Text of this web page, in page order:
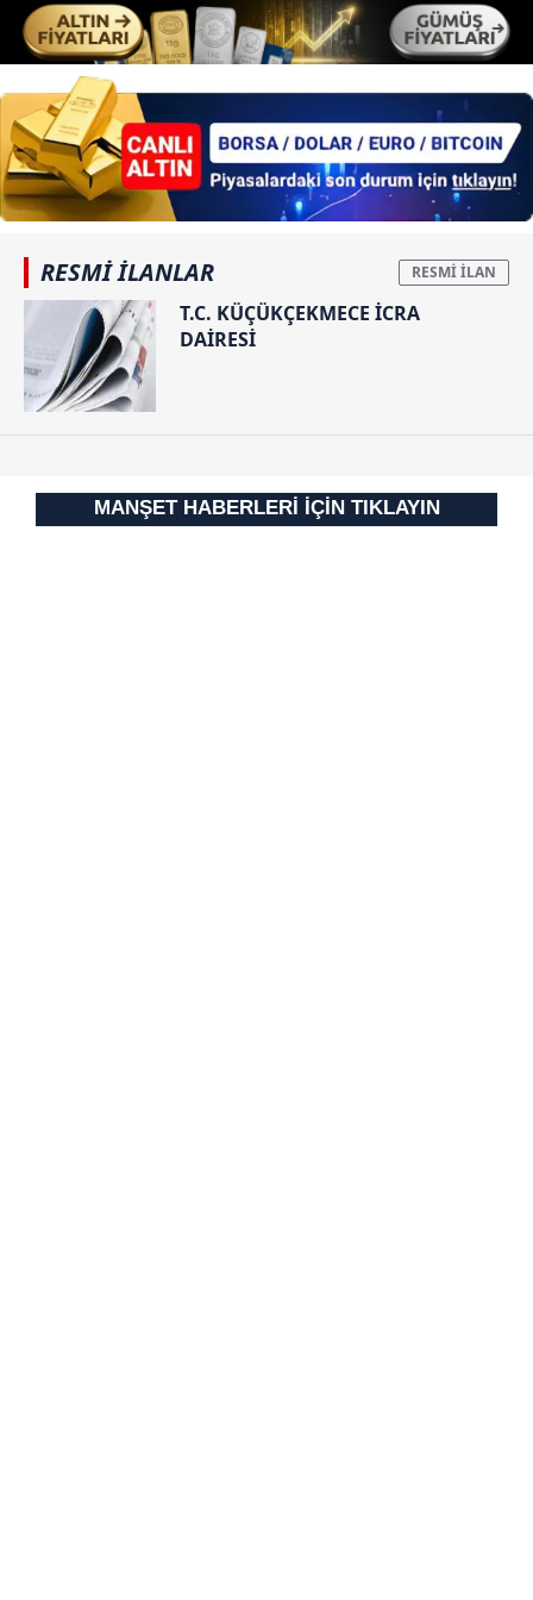
6698 sayılı Kişisel Verilerin Korunması Kanunu uyarınca
hazırlanmış Aydınlatma Metnimizi okumak ve sitemizde
ilgili mevzuata uygun olarak kullanılan çerezlerle ilgili bilgi
almak için lütfentıklayınız .
RESMİ İLANLAR
T.C. KÜÇÜKÇEKMECE İCRA
DAİRESİ
MANŞET HABERLERİ İÇİN TIKLAYIN